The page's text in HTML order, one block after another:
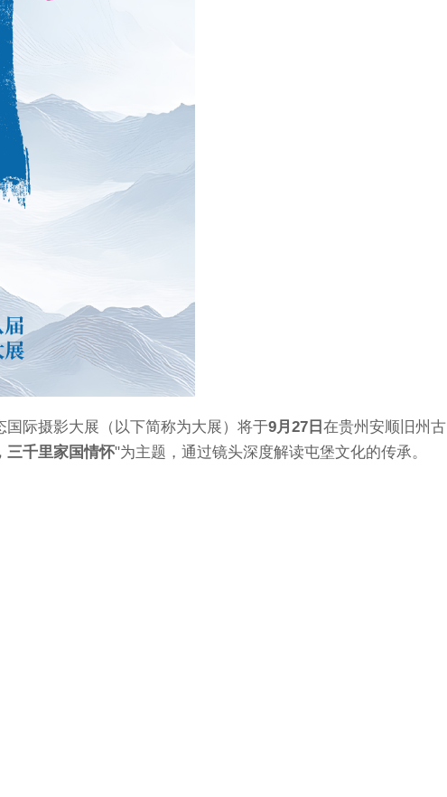
国际摄影大展（以下简称为大展）将于9月27日 在贵州安顺旧州古
三千里家国情怀"为主题，通过镜头深度解读屯堡文化的传承。